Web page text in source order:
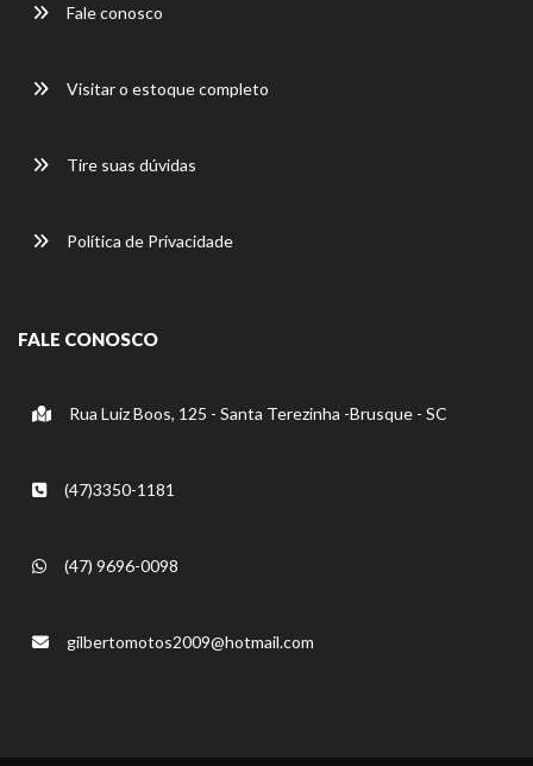
Fale conosco
Visitar o estoque completo
Tire suas dúvidas
Política de Privacidade
FALE CONOSCO
Rua Luiz Boos, 125 - Santa Terezinha -Brusque - SC
(47)3350-1181
(47) 9696-0098
gilbertomotos2009@hotmail.com